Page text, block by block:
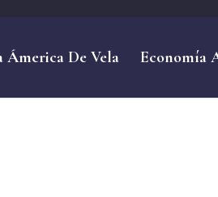
Ámerica De Vela Economía